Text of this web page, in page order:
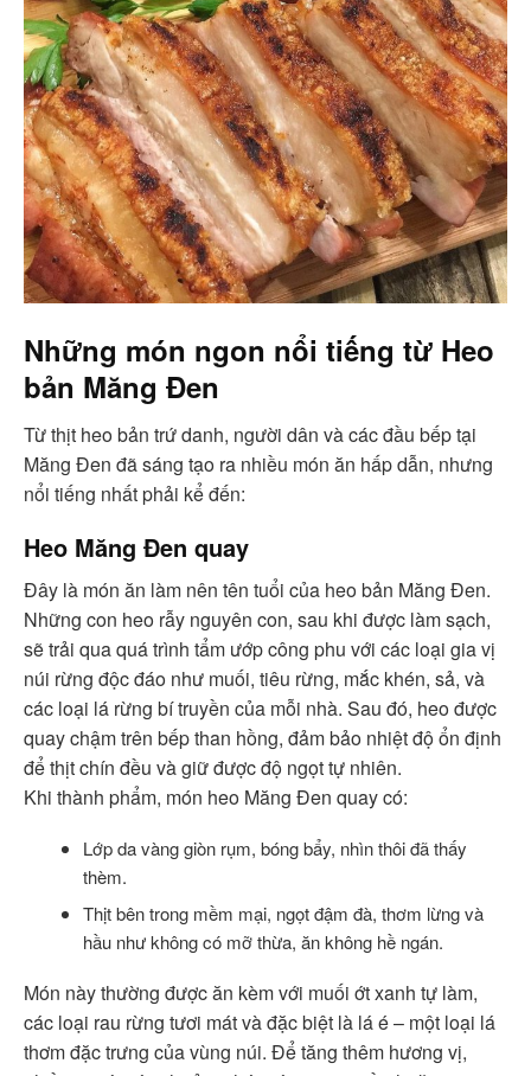
Những món ngon nổi tiếng từ Heo
bản Măng Đen
Từ thịt heo bản trứ danh, người dân và các đầu bếp tại
Măng Đen đã sáng tạo ra nhiều món ăn hấp dẫn, nhưng
nổi tiếng nhất phải kể đến:
Heo Măng Đen quay
Đây là món ăn làm nên tên tuổi của heo bản Măng Đen.
Những con heo rẫy nguyên con, sau khi được làm sạch,
sẽ trải qua quá trình tẩm ướp công phu với các loại gia vị
núi rừng độc đáo như muối, tiêu rừng, mắc khén, sả, và
các loại lá rừng bí truyền của mỗi nhà. Sau đó, heo được
quay chậm trên bếp than hồng, đảm bảo nhiệt độ ổn định
để thịt chín đều và giữ được độ ngọt tự nhiên.
Khi thành phẩm, món heo Măng Đen quay có:
Lớp da vàng giòn rụm, bóng bẩy, nhìn thôi đã thấy
thèm.
Thịt bên trong mềm mại, ngọt đậm đà, thơm lừng và
hầu như không có mỡ thừa, ăn không hề ngán.
Món này thường được ăn kèm với muối ớt xanh tự làm,
các loại rau rừng tươi mát và đặc biệt là lá é – một loại lá
thơm đặc trưng của vùng núi. Để tăng thêm hương vị,